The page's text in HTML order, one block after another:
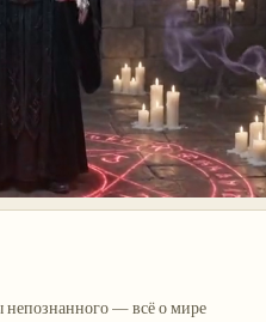
непознанного — всё о мире